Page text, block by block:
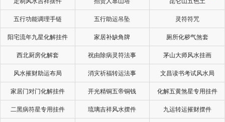
五行功能调理手链 五行助运吊坠 灵符符咒
阳宅流年九星化解挂件 家居补缺角牌 厕所化秽气煞套
西北厨房化解套 祝由除病灵符法事 茅山大师风水挂画
风水摧财助运布局 消灾祈福转运法事 文昌读书考试风水局
家居门对门化解挂件 开光精铜五帝铜钱 化解五黄煞星专用挂件
二黑病符星专用挂件 琉璃吉祥风水摆件 九运转运摧财摆件